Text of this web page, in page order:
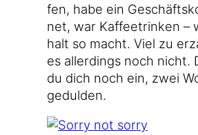
fen, habe ein
net, war Kaf­fee­trin­ken –
halt so macht. Viel zu
es aller­dings noch nicht.
du dich noch ein, zwei
gedulden.